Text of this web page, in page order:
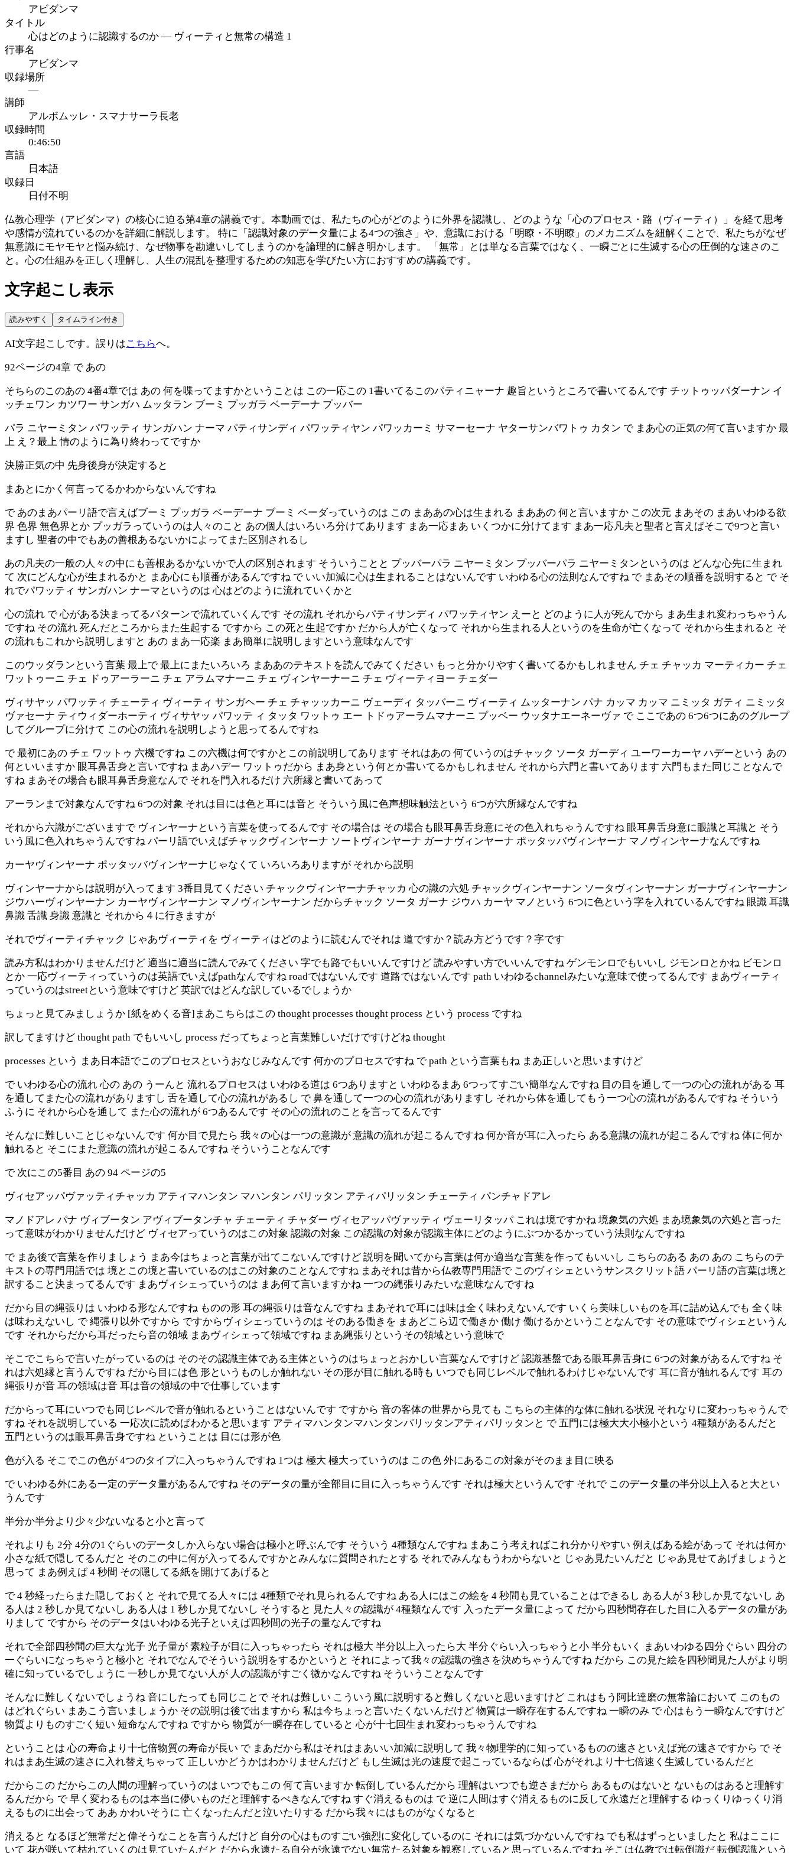
アビダンマ
タイトル
心はどのように認識するのか ― ヴィーティと無常の構造 1
行事名
アビダンマ
収録場所
—
講師
アルボムッレ・スマナサーラ長老
収録時間
0:46:50
言語
日本語
収録日
日付不明
仏教心理学（アビダンマ）の核心に迫る第4章の講義です。本動画では、私たちの心がどのように外界を認識し、どのような「心のプロセス・路（ヴィーティ）」を経て思考
や感情が流れているのかを詳細に解説します。 特に「認識対象のデータ量による4つの強さ」や、意識における「明瞭・不明瞭」のメカニズムを紐解くことで、私たちがなぜ
無意識にモヤモヤと悩み続け、なぜ物事を勘違いしてしまうのかを論理的に解き明かします。 「無常」とは単なる言葉ではなく、一瞬ごとに生滅する心の圧倒的な速さのこ
と。心の仕組みを正しく理解し、人生の混乱を整理するための知恵を学びたい方におすすめの講義です。
文字起こし表示
読みやすく タイムライン付き
AI文字起こしです。誤りはこちらへ。
92ページの4章 で あの
そちらのこのあの 4番4章では あの 何を喋ってますかということは この一応この 1書いてるこのパティニャーナ 趣旨というところで書いてるんです チットゥッパダーナン イ
ッチェワン カツワー サンガハ ムッタラン ブーミ プッガラ ベーデーナ プッバー
パラ ニヤーミタン パワッティ サンガハン ナーマ パティサンディ パワッティヤン パワッカーミ サマーセーナ ヤターサンバワトゥ カタン で まあ心の正気の何て言いますか 最
上 え？最上 情のように為り終わってですか
決勝正気の中 先身後身が決定すると
まあとにかく何言ってるかわからないんですね
で あのまあパーリ語で言えばブーミ プッガラ ベーデーナ ブーミ ベーダっていうのは この まああの心は生まれる まああの 何と言いますか この次元 まあその まあいわゆる欲
界 色界 無色界とか プッガラっていうのは人々のこと あの個人はいろいろ分けてあります まあ一応まあ いくつかに分けてます まあ一応凡夫と聖者と言えばそこで9つと言い
ますし 聖者の中でもあの善根あるないかによってまた区別されるし
あの凡夫の一般の人々の中にも善根あるかないかで人の区別されます そういうことと プッバーパラ ニヤーミタン プッバーパラ ニヤーミタンというのは どんな心先に生まれ
て 次にどんな心が生まれるかと まあ心にも順番があるんですね で いい加減に心は生まれることはないんです いわゆる心の法則なんですね で まあその順番を説明すると で そ
れでパワッティ サンガハン ナーマというのは 心はどのように流れていくかと
心の流れ で 心がある決まってるパターンで流れていくんです その流れ それからパティサンディ パワッティヤン えーと どのように人が死んでから まあ生まれ変わっちゃうん
ですね その流れ 死んだところからまた生起する ですから この死と生起ですか だから人が亡くなって それから生まれる人というのを生命が亡くなって それから生まれると そ
の流れもこれから説明しますと あの まあ一応楽 まあ簡単に説明しますという意味なんです
このウッダランという言葉 最上で 最上にまたいろいろ まああのテキストを読んでみてください もっと分かりやすく書いてるかもしれません チェ チャッカ マーティカー チェ
ワットゥーニ チェ ドゥアーラーニ チェ アラムマナーニ チェ ヴィンヤーナーニ チェ ヴィーティヨー チェダー
ヴィサヤッ パワッティ チェーティ ヴィーティ サンガヘー チェ チャッッカーニ ヴェーディ タッバーニ ヴィーティ ムッターナン パナ カッマ カッマ ニミッタ ガティ ニミッタ
ヴァセーナ ティウィダーホーティ ヴィサヤッ パワッテ ィ タッタ ワットゥ エー トドゥアーラムマナーニ プッベー ウッタナエーネーヴァ で ここであの 6つ6つにあのグループ
してグループに分けて この心の流れを説明しようと思ってるんですね
で 最初にあの チェ ワットゥ 六機ですね この六機は何ですかとこの前説明してあります それはあの 何ていうのはチャック ソータ ガーディ ユーワーカーヤ ハデーという あの
何といいますか 眼耳鼻舌身と言いですね まあハデー ワットゥだから まあ身という何とか書いてるかもしれません それから六門と書いてあります 六門もまた同じことなんで
すね まあその場合も眼耳鼻舌身意なんで それを門入れるだけ 六所縁と書いてあって
アーランまで対象なんですね 6つの対象 それは目には色と耳には音と そういう風に色声想味触法という 6つが六所縁なんですね
それから六識がございますで ヴィンヤーナという言葉を使ってるんです その場合は その場合も眼耳鼻舌身意にその色入れちゃうんですね 眼耳鼻舌身意に眼識と耳識と そう
いう風に色入れちゃうんですね パーリ語でいえばチャックヴィンヤーナ ソートヴィンヤーナ ガーナヴィンヤーナ ポッタッバヴィンヤーナ マノヴィンヤーナなんですね
カーヤヴィンヤーナ ポッタッバヴィンヤーナじゃなくて いろいろありますが それから説明
ヴィンヤーナからは説明が入ってます 3番目見てください チャックヴィンヤーナチャッカ 心の識の六処 チャックヴィンヤーナン ソータヴィンヤーナン ガーナヴィンヤーナン
ジウハーヴィンヤーナン カーヤヴィンヤーナン マノヴィンヤーナン だからチャック ソータ ガーナ ジウハ カーヤ マノという 6つに色という字を入れているんですね 眼識 耳識
鼻識 舌識 身識 意識と それから４に行きますが
それでヴィーティチャック じゃあヴィーティを ヴィーティはどのように読むんでそれは 道ですか？読み方どうです？字です
読み方私はわかりませんだけど 適当に適当に読んでみてください 字でも路でもいいんですけど 読みやすい方でいいんですね ゲンモンロでもいいし ジモンロとかね ビモンロ
とか 一応ヴィーティっていうのは英語でいえばpathなんですね roadではないんです 道路ではないんです path いわゆるchannelみたいな意味で使ってるんです まあヴィーティ
っていうのはstreetという意味ですけど 英訳ではどんな訳しているでしょうか
ちょっと見てみましょうか [紙をめくる音]まあこちらはこの thought processes thought process という process ですね
訳してますけど thought path でもいいし process だってちょっと言葉難しいだけですけどね thought
processes という まあ日本語でこのプロセスというおなじみなんです 何かのプロセスですね で path という言葉もね まあ正しいと思いますけど
で いわゆる心の流れ 心の あの うーんと 流れるプロセスは いわゆる道は 6つありますと いわゆるまあ 6つってすごい簡単なんですね 目の目を通して一つの心の流れがある 耳
を通してまた心の流れがありますし 舌を通して心の流れがあるし で 鼻を通して一つの心の流れがありますし それから体を通してもう一つ心の流れがあるんですね そういう
ふうに それから心を通して また心の流れが 6つあるんです その心の流れのことを言ってるんです
そんなに難しいことじゃないんです 何か目で見たら 我々の心は一つの意識が 意識の流れが起こるんですね 何か音が耳に入ったら ある意識の流れが起こるんですね 体に何か
触れると そこにまた意識の流れが起こるんですね そういうことなんです
で 次にこの5番目 あの 94 ページの5
ヴィセアッパヴァッティチャッカ アティマハンタン マハンタン パリッタン アティパリッタン チェーティ パンチャドアレ
マノドアレ パナ ヴィブータン アヴィブータンチャ チェーティ チャダー ヴィセアッパヴァッティ ヴェーリタッパ これは境ですかね 境象気の六処 まあ境象気の六処と言った
って意味がわかりませんだけど ヴィセアっていうのはこの対象 認識の対象 この認識の対象が認識主体にどのようにぶつかるかっていう法則なんですね
で まあ後で言葉を作りましょう まあ今はちょっと言葉が出てこないんですけど 説明を聞いてから言葉は何か適当な言葉を作ってもいいし こちらのある あの あの こちらのテ
キストの専門用語では 境とこの境と書いているのはこの対象のことなんですね まあそれは昔から仏教専門用語で このヴィシェというサンスクリット語 パーリ語の言葉は境と
訳すること決まってるんです まあヴィシェっていうのは まあ何て言いますかね 一つの縄張りみたいな意味なんですね
だから目の縄張りは いわゆる形なんですね ものの形 耳の縄張りは音なんですね まあそれで耳には味は全く味わえないんです いくら美味しいものを耳に詰め込んでも 全く味
は味わえないし で 縄張り以外ですから ですからヴィシェっていうのは そのある働きを まあどこら辺で働きか 働け 働けるかということなんです その意味でヴィシェというん
です それからだから耳だったら音の領域 まあヴィシェって領域ですね まあ縄張りというその領域という意味で
そこでこちらで言いたがっているのは そのその認識主体である主体というのはちょっとおかしい言葉なんですけど 認識基盤である眼耳鼻舌身に 6つの対象があるんですね そ
れは六処縁と言うんですね だから目には色 形というものしか触れない その形が目に触れる時も いつでも同じレベルで触れるわけじゃないんです 耳に音が触れるんです 耳の
縄張りが音 耳の領域は音 耳は音の領域の中で仕事しています
だからって耳にいつでも同じレベルで音が触れるということはないんです ですから 音の客体の世界から見ても こちらの主体的な体に触れる状況 それなりに変わっちゃうんで
すね それを説明している 一応次に読めばわかると思います アティマハンタンマハンタンパリッタンアティパリッタンと で 五門には極大大小極小という 4種類があるんだと
五門というのは眼耳鼻舌身ですね ということは 目には形が色
色が入る そこでこの色が 4つのタイプに入っちゃうんですね 1つは 極大 極大っていうのは この色 外にあるこの対象がそのまま目に映る
で いわゆる外にある一定のデータ量があるんですね そのデータの量が全部目に目に入っちゃうんです それは極大というんです それで このデータ量の半分以上入ると大とい
うんです
半分か半分より少々少ないなると小と言って
それよりも 2分 4分の1ぐらいのデータしか入らない場合は極小と呼ぶんです そういう 4種類なんですね まあこう考えればこれ分かりやすい 例えばある絵があって それは何か
小さな紙で隠してるんだと そのこの中に何が入ってるんですかとみんなに質問されたとする それでみんなもうわからないと じゃあ見たいんだと じゃあ見せてあげましょうと
思って まあ例えば 4 秒間 その隠してる紙を開けてあげると
で 4 秒経ったらまた隠しておくと それで見てる人々には 4種類でそれ見られるんですね ある人にはこの絵を 4 秒間も見ていることはできるし ある人が 3 秒しか見てないし あ
る人は 2 秒しか見てないし ある人は 1 秒しか見てないし そうすると 見た人々の認識が 4種類なんです 入ったデータ量によって だから四秒間存在した目に入るデータの量があ
りまして ですから そのデータはいわゆる光子といえば四秒間の光子の量なんですね
それで全部四秒間の巨大な光子 光子量が 素粒子が目に入っちゃったら それは極大 半分以上入ったら大 半分ぐらい入っちゃうと小 半分もいく まあいわゆる四分ぐらい 四分の
一ぐらいになっちゃうと極小と それでなんでそういう説明をするかというと それによって我々の認識の強さを決めちゃうんですね だから この見た絵を四秒間見た人がより明
確に知っているでしょうに 一秒しか見てない人が 人の認識がすごく微かなんですね そういうことなんです
そんなに難しくないでしょうね 音にしたっても同じことで それは難しい こういう風に説明すると難しくないと思いますけど これはもう阿比達磨の無常論において このもの
はどれぐらい まあこう言いましょうか その説明は後で出ますから 私は今ちょっと言いたくないんだけど 物質は一瞬存在するんですね 一瞬のみ で 心はもう一瞬なんですけど
物質よりものすごく短い 短命なんですね ですから 物質が一瞬存在していると 心が十七回生まれ変わっちゃうんですね
ということは 心の寿命より十七倍物質の寿命が長い で まあだから私はそれはまあいい加減に説明して 我々物理学的に知っているものの速さといえば光の速さですから で そ
れはまあ生滅の速さに入れ替えちゃって 正しいかどうかはわかりませんだけど もし生滅は光の速度で起こっているならば 心がそれより十七倍速く生滅しているんだと
だからこの だからこの人間の理解っていうのは いつでもこの 何て言いますか 転倒しているんだから 理解はいつでも逆さまだから あるものはないと ないものはあると理解す
るんだから で 早く変わるものは本当に儚いものだと理解するべきなんですね すぐ消えるものは で 逆に人間はすぐ消えるものに反して永遠だと理解する ゆっくりゆっくり消
えるものに出会って ああ かわいそうに 亡くなったんだと泣いたりする だから我々にはものがなくなると
消えると なるほど無常だと偉そうなことを言うんだけど 自分の心はものすごい強烈に変化しているのに それには気づかないんですね でも私はずっといましたと 私はここに
いて 花が咲いて枯れていくのは見ていたんだと だから永遠たる自分が永遠でない無常たる対象を観察していると思っているんですね そこは仏教では転倒識だ 転倒認識という